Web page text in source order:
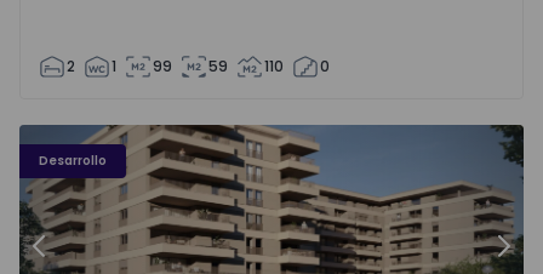
2 1 99 59 110 0
Desarrollo
PLENO JARDIM - 3
Anterior